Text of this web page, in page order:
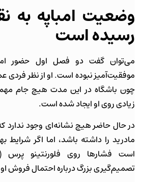
وضعیت امباپه به
رسیده است
می‌توان گفت دو فصل اول حضور
موفقیت‌آمیز نبوده است. او از نظر فردی
چون باشگاه در این مدت هیچ جام
زیادی روی او ایجاد شده است.
در حال حاضر هیچ نشانه‌ای وجود ندارد
مادرید را داشته باشد، اما اگر شرایط
است فشارها روی فلورنتینو پرس
تصمیم‌گیری بزرگ درباره احتمال فروش